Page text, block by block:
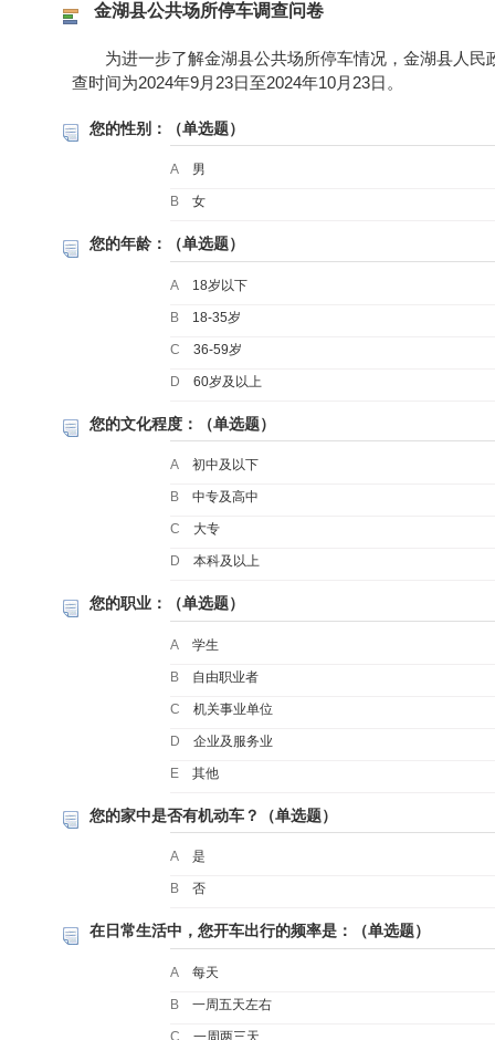
金湖县公共场所停车调查问卷
为进一步了解金湖县公共场所停车情况，金湖县人
查时间为2024年9月23日至2024年10月23日。
您的性别：（单选题）
A 男
B 女
您的年龄：（单选题）
A 18岁以下
B 18-35岁
C 36-59岁
D 60岁及以上
您的文化程度：（单选题）
A 初中及以下
B 中专及高中
C 大专
D 本科及以上
您的职业：（单选题）
A 学生
B 自由职业者
C 机关事业单位
D 企业及服务业
E 其他
您的家中是否有机动车？（单选题）
A 是
B 否
在日常生活中，您开车出行的频率是：（单选题）
A 每天
B 一周五天左右
C 一周两三天